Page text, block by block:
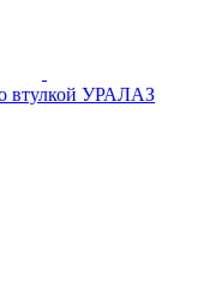
втулкой УРАЛАЗ